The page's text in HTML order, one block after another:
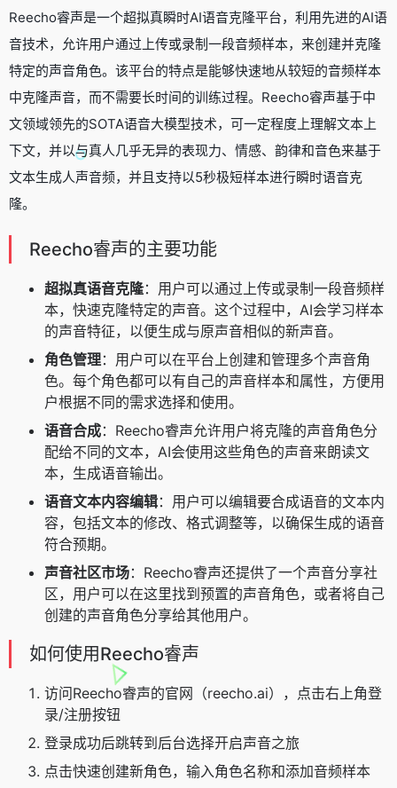
Reecho睿声是一个超拟真瞬时AI语音克隆平台，利用先进的AI语
音技术，允许用户通过上传或录制一段音频样本，来创建并克隆
特定的声音角色。该平台的特点是能够快速地从较短的音频样本
中克隆声音，而不需要长时间的训练过程。Reecho睿声基于中
文领域领先的SOTA语音大模型技术，可一定程度上理解文本上
下文，并以与真人几乎无异的表现力、情感、韵律和音色来基于
文本生成人声音频，并且支持以5秒极短样本进行瞬时语音克
隆。
Reecho睿声的主要功能
超拟真语音克隆：用户可以通过上传或录制一段音频样
本，快速克隆特定的声音。这个过程中，AI会学习样本
的声音特征，以便生成与原声音相似的新声音。
角色管理：用户可以在平台上创建和管理多个声音角
色。每个角色都可以有自己的声音样本和属性，方便用
户根据不同的需求选择和使用。
语音合成：Reecho睿声允许用户将克隆的声音角色分
配给不同的文本，AI会使用这些角色的声音来朗读文
本，生成语音输出。
语音文本内容编辑：用户可以编辑要合成语音的文本内
容，包括文本的修改、格式调整等，以确保生成的语音
符合预期。
声音社区市场：Reecho睿声还提供了一个声音分享社
区，用户可以在这里找到预置的声音角色，或者将自己
创建的声音角色分享给其他用户。
如何使用Reecho睿声
访问Reecho睿声的官网（reecho.ai），点击右上角登
录/注册按钮
登录成功后跳转到后台选择开启声音之旅
点击快速创建新角色，输入角色名称和添加音频样本